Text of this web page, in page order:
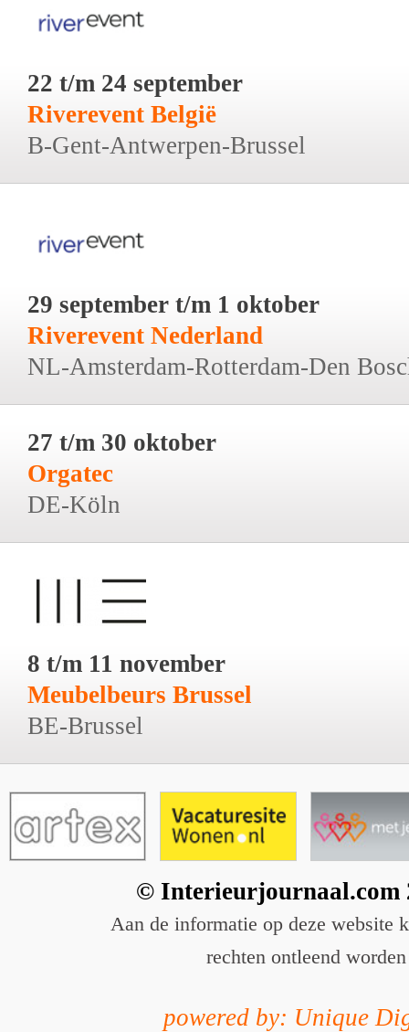
22 t/m 24 september
Riverevent België
B-Gent-Antwerpen-Brussel
29 september t/m 1 oktober
Riverevent Nederland
NL-Amsterdam-Rotterdam-Den
27 t/m 30 oktober
Orgatec
DE-Köln
8 t/m 11 november
Meubelbeurs Brussel
BE-Brussel
© Interieurjournaal.com
Aan de informatie op deze website
rechten ontleend worden
powered by: Unique